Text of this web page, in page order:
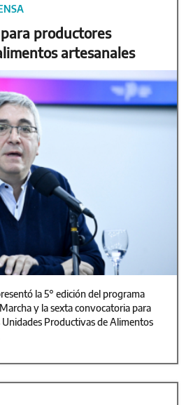
productores
artesanales
la 5° edición del programa
y la sexta convocatoria para
Productivas de Alimentos